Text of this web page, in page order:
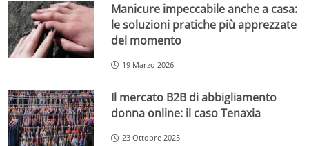
Manicure impeccabile anche a casa:
le soluzioni pratiche più apprezzate
del momento
19 Marzo 2026
Il mercato B2B di abbigliamento
donna online: il caso Tenaxia
23 Ottobre 2025